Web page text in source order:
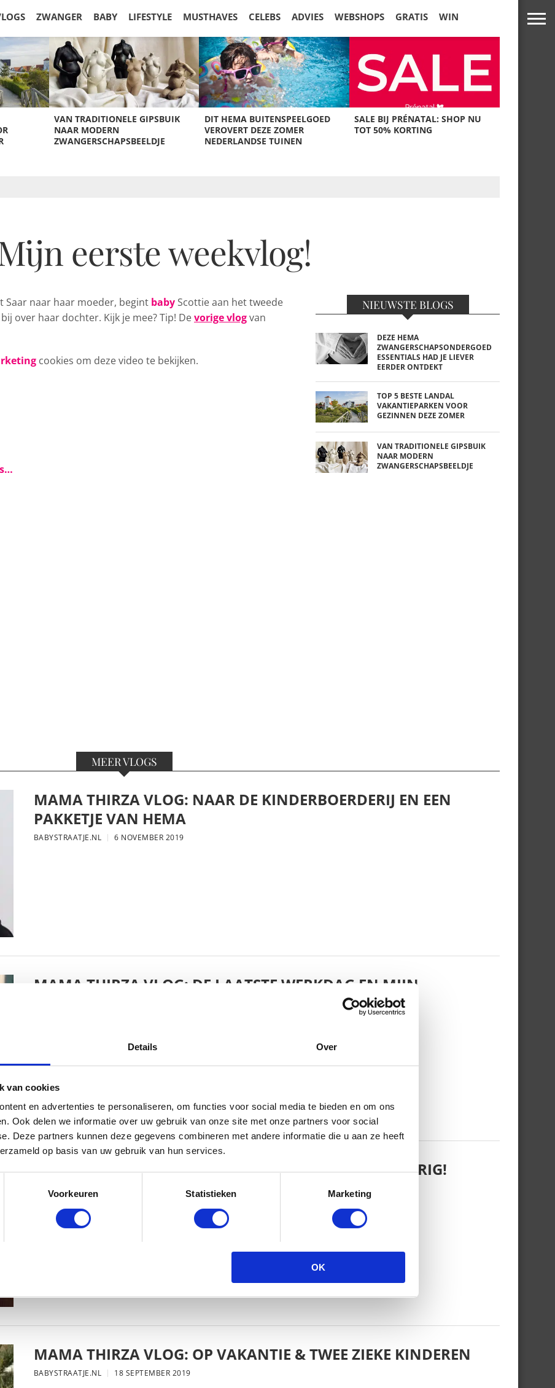
Details Over
van cookies
en advertenties te personaliseren, om functies voor social media te bieden en om ons
Ook delen we informatie over uw gebruik van onze site met onze partners voor social
Deze partners kunnen deze gegevens combineren met andere informatie die u aan ze heeft
op basis van uw gebruik van hun services.
Voorkeuren Statistieken Marketing
OK
ZWANGER BABY LIFESTYLE MUSTHAVES CELEBS ADVIES WEBSHOPS GRATIS WIN
VAN TRADITIONELE GIPSBUIK
NAAR MODERN
ZWANGERSCHAPSBEELDJE
DIT HEMA BUITENSPEELGOED
VEROVERT DEZE ZOMER
NEDERLANDSE TUINEN
SALE BIJ PRÉNATAL: SHOP NU
TOT 50% KORTING
eerste weekvlog!
Saar naar haar moeder, begint baby Scottie aan het tweede
over haar dochter. Kijk je mee? Tip! Devorige vlogvan
cookies om deze video te bekijken.
NIEUWSTE BLOGS
DEZE HEMA
ZWANGERSCHAPSONDERGOED
ESSENTIALS HAD JE LIEVER
EERDER ONTDEKT
TOP 5 BESTE LANDAL
VAKANTIEPARKEN VOOR
GEZINNEN DEZE ZOMER
VAN TRADITIONELE GIPSBUIK
NAAR MODERN
ZWANGERSCHAPSBEELDJE
MEER VLOGS
MAMA THIRZA VLOG: NAAR DE KINDERBOERDERIJ EN EEN
PAKKETJE VAN HEMA
BABYSTRAATJE.NL 6 NOVEMBER 2019
MAMA THIRZA VLOG: DE LAATSTE WERKDAG EN MIJN
MAMA THIRZA VLOG: HET IS FEEST, WANT REBEL IS JARIG!
BABYSTRAATJE.NL
MAMA THIRZA VLOG: OP VAKANTIE & TWEE ZIEKE KINDEREN
BABYSTRAATJE.NL 18 SEPTEMBER 2019